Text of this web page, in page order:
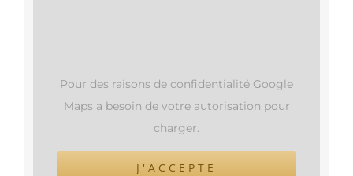
Pour des raisons de confidentialité Google
Maps a besoin de votre autorisation pour
charger.
J'ACCEPTE